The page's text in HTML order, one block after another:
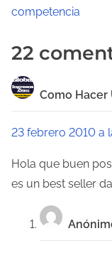
v
e
a
c
i
ó
competencia
22
Como Hacer
23 febrero 2010 a
Hola que buen
es un best seller